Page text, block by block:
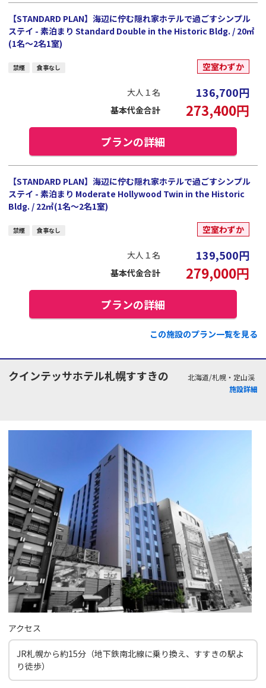
【STANDARD PLAN】海辺に佇む隠れ家ホテルで過ごすシンプル
ステイ - 素泊まり Standard Double in the Historic Bldg. / 20㎡
(1名～2名1室)
禁煙 食事なし 空室わずか
大人１名 136,700円
基本代金合計 273,400円
プランの詳細
【STANDARD PLAN】海辺に佇む隠れ家ホテルで過ごすシンプル
ステイ - 素泊まり Moderate Hollywood Twin in the Historic
Bldg. / 22㎡(1名～2名1室)
禁煙 食事なし 空室わずか
大人１名 139,500円
基本代金合計 279,000円
プランの詳細
この施設のプラン一覧を見る
クインテッサホテル札幌すすきの
北海道/札幌・定山渓
施設詳細
アクセス
JR札幌から約15分（地下鉄南北線に乗り換え、すすきの駅よ
り徒歩）